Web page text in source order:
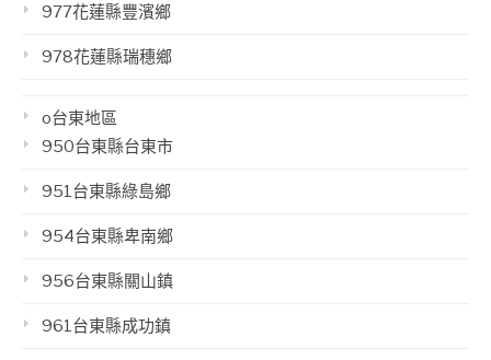
977花蓮縣豐濱鄉
978花蓮縣瑞穗鄉
o台東地區
950台東縣台東市
951台東縣綠島鄉
954台東縣卑南鄉
956台東縣關山鎮
961台東縣成功鎮